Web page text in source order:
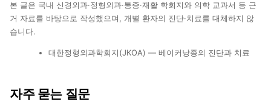
본 글은 국내 신경외과·정형외과·통증·재활 학회지와 의학 교과서 등 근
거 자료를 바탕으로 작성했으며, 개별 환자의 진단·치료를 대체하지 않
습니다.
대한정형외과학회지(JKOA) — 베이커낭종의 진단과 치료
자주 묻는 질문